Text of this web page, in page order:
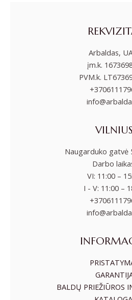
Arbaldas,
įm.k.
PVM.k.
VILNIUS
Naugarduko gatvė
Darbo
VI: 11:00 –
I - V: 11:00 –
BALDŲ PRIEŽIŪROS